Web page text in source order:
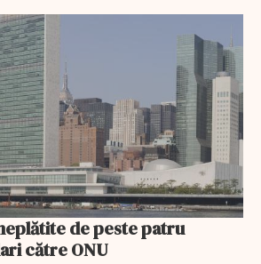
de peste patru
către ONU